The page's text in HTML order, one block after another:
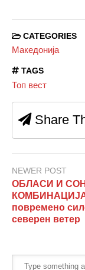
CATEGORIES
Македонија
TAGS
Топ вест
Share
NEWER POST
ОБЛАСИ И
повремено
северен ветер